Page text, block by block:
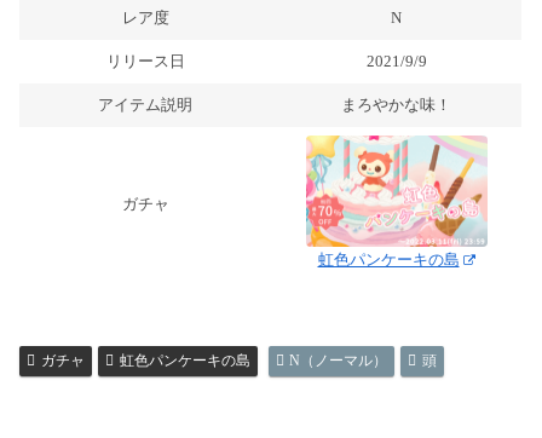
レア度 N
リリース日 2021/9/9
アイテム説明 まろやかな味！
ガチャ
虹色パンケーキの島
ガチャ 虹色パンケーキの島 N（ノーマル） 頭